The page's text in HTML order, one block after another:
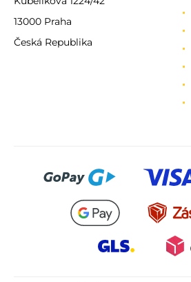
13000 Praha
Česká Republika